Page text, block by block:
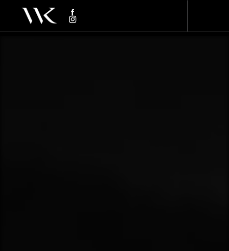
Panneau de gestion des cookies